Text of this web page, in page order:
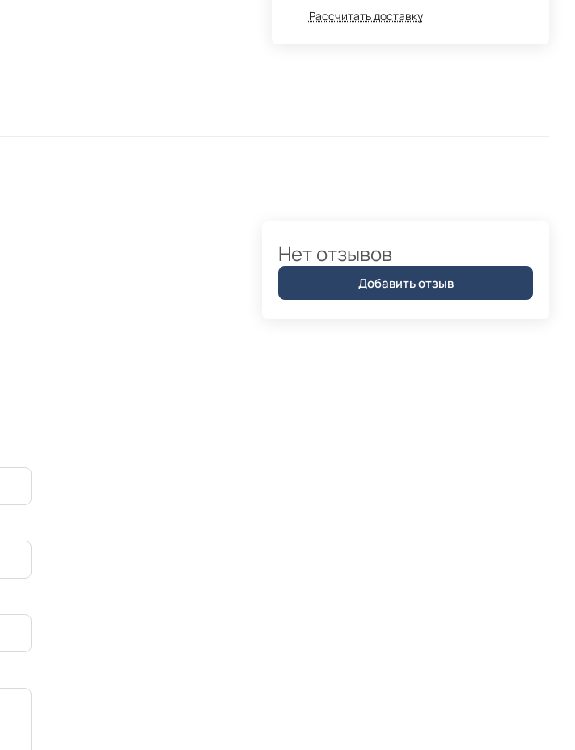
Рассчитать доставку
Нет отзывов
Добавить отзыв